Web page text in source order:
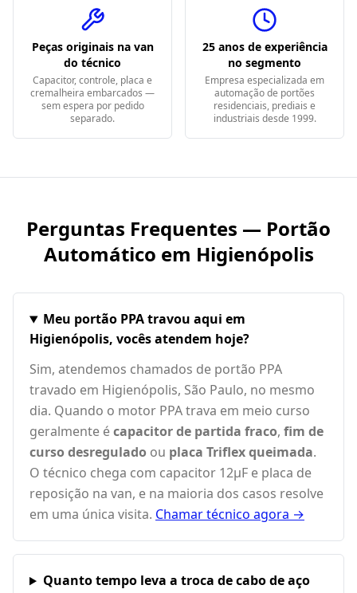
Peças originais na van
do técnico
Capacitor, controle, placa e
cremalheira embarcados —
sem espera por pedido
separado.
25 anos de experiência
no segmento
Empresa especializada em
automação de portões
residenciais, prediais e
industriais desde 1999.
Perguntas Frequentes — Portão
Automático em Higienópolis
Meu portão PPA travou aqui em
Higienópolis, vocês atendem hoje?
Sim, atendemos chamados de portão PPA
travado em Higienópolis, São Paulo, no mesmo
dia. Quando o motor PPA trava em meio curso
geralmente écapacitor de partida fraco, fim de
curso desregulado ou placa Triflex queimada.
O técnico chega com capacitor 12µF e placa de
reposição na van, e na maioria dos casos resolve
em uma única visita. Chamar técnico agora →
Quanto tempo leva a troca de cabo de aço